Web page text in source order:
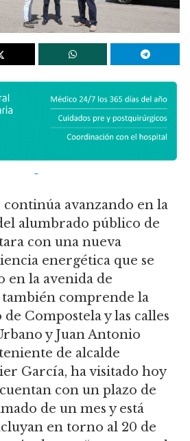
avanzando en la
alumbrado público de
con una nueva
energética que se
en la avenida de
también comprende la
Compostela y las calles
y Juan Antonio
de alcalde
García, ha visitado hoy
con un plazo de
de un mes y está
en torno al 20 de